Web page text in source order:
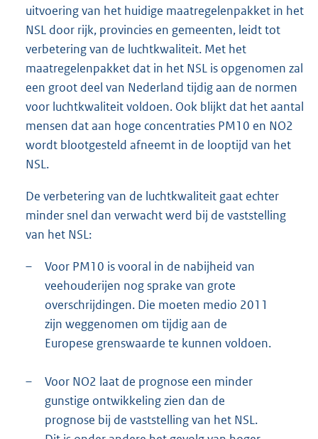
uitvoering van het huidige maatregelenpakket in het
NSL door rijk, provincies en gemeenten, leidt tot
verbetering van de luchtkwaliteit. Met het
maatregelenpakket dat in het NSL is opgenomen zal
een groot deel van Nederland tijdig aan de normen
voor luchtkwaliteit voldoen. Ook blijkt dat het aantal
mensen dat aan hoge concentraties PM10 en NO2
wordt blootgesteld afneemt in de looptijd van het
NSL.
De verbetering van de luchtkwaliteit gaat echter
minder snel dan verwacht werd bij de vaststelling
van het NSL:
–
Voor PM10 is vooral in de nabijheid van
veehouderijen nog sprake van grote
overschrijdingen. Die moeten medio 2011
zijn weggenomen om tijdig aan de
Europese grenswaarde te kunnen voldoen.
–
Voor NO2 laat de prognose een minder
gunstige ontwikkeling zien dan de
prognose bij de vaststelling van het NSL.